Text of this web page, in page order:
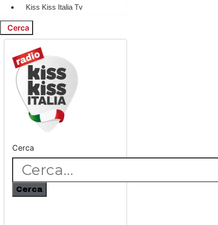
Kiss Kiss Italia Tv
Cerca
Cerca
Cerca